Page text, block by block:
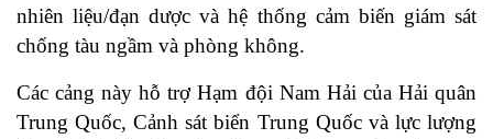
nhiên liệu/đạn dược và hệ thống cảm biến giám sát
chống tàu ngầm và phòng không.
Các cảng này hỗ trợ Hạm đội Nam Hải của Hải quân
Trung Quốc, Cảnh sát biển Trung Quốc và lực lượng